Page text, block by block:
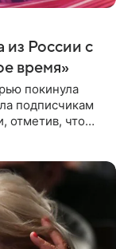
России с
время»
покинула
подписчикам
отметив, что